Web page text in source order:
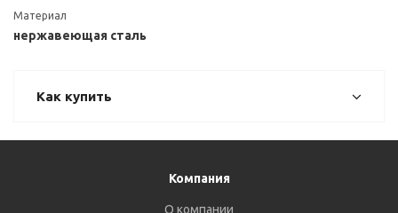
Материал
нержавеющая сталь
Как купить
Компания
О компании